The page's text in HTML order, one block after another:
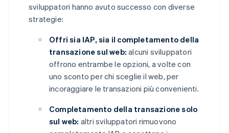
sviluppatori hanno avuto successo con diverse
strategie:
Offri sia IAP, sia il completamento della
transazione sul web: alcuni sviluppatori
offrono entrambe le opzioni, a volte con
uno sconto per chi sceglie il web, per
incoraggiare le transazioni più convenienti.
Completamento della transazione solo
sul web: altri sviluppatori rimuovono